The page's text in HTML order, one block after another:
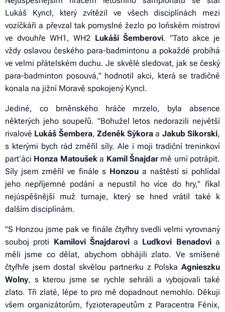
Lukáš Kyncl, který zvítězil ve všech disciplínách mezi
vozíčkáři a převzal tak pomyslné žezlo po loňském mistrovi
ve dvouhře WH1, WH2 Lukáši Šemberovi. "Tato akce je
vždy oslavou českého para-badmintonu a pokaždé probíhá
ve velmi přátelském duchu. Je skvělé sledovat, jak se český
para-badminton posouvá," hodnotil akci, která se tradičně
konala na jižní Moravě spokojený Kyncl.
Jediné, co brněnského hráče mrzelo, byla absence
některých jeho soupeřů. "Bohužel letos nedorazili největší
rivalové Lukáš Šembera, Zdeněk Sýkora a Jakub Sikorski,
s kterými bych rád změřil síly. Ale i moji tradiční treninkoví
parťáci Honza Matoušeka Kamil Šnajdarmě umí potrápit.
Síly jsem změřil ve finále s Honzou a naštěstí si pohlídal
jeho nepříjemné podání a nepustil ho více do hry," říkal
nejúspěšnější muž turnaje, který se hned vrátil také k
dalším disciplínám.
"S Honzou jsme pak ve finále čtyřhry svedli velmi vyrovnaný
souboj proti Kamilovi Šnajdarovia Luďkovi Benadovia
měli jsme co dělat, abychom obhájili zlato. Ve smíšené
čtyřhře jsem dostal skvělou partnerku z Polska Agnieszku
Wolny, s kterou jsme se rychle sehráli a vybojovali také
zlato. Tři zlaté, lépe to pro mě dopadnout nemohlo. Děkuji
všem organizátorům, fyzioterapeutům z Paracentra Fénix,